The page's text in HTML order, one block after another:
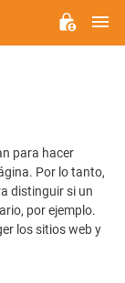
para hacer
Por lo tanto,
distinguir si un
por ejemplo.
los sitios web y